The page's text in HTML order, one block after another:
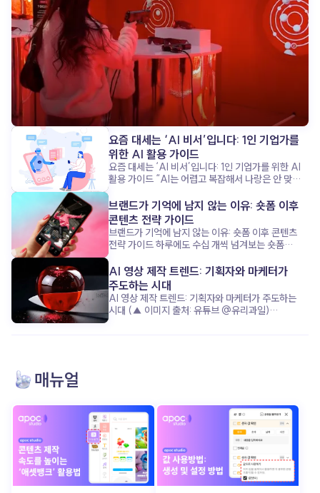
요즘 대세는 ‘AI 비서’입니다: 1인 기업가를
위한 AI 활용 가이드
요즘 대세는 ‘AI 비서’입니다: 1인 기업가를 위한 AI
활용 가이드 “AI는 어렵고 복잡해서 나랑은 안 맞아!”
기업가들은 복잡하고 무거운 AI 대신, 쉽고 친근한
‘AI 비서’ 에 훨씬 더 열광하고 있거든요. 단순한 업무
처리부터 마케팅 기획까지, 어떻게 AI가 혼자 모든 걸
하는 1인 기업가의 시간을 구해주고, 성장을 돕는지
지금부터 함께 살펴볼까요? “복잡하지 않아도
괜찮아”: AI 비서가 주목받는 이유 (▲ 이미지 출처:
클립아트코리아) 최근 1인 기업가들은 완벽한 AI
기술보다, 누구나 쉽게 쓰고 바로 도움 되는 ‘친근함’
을 더 원합니다. 복잡한 설정 없이 ‘내 비서’처럼 소통
하며, 업무 효율을 높여주는 AI가 핵심 매력
비서 덕분에 브랜드보다 ‘업무 효율’ 과 ‘고객 응대’
에서 한 단계 업그레이드되는 경험을 했습니다. AI
비서는 단순한 도구를 넘어, ‘나만의 비서’로서
친근하게 소통하며 팬(고객)과 연결고리를 만듭니다.
업무의 무게를 덜고, 브랜드가 아닌 ‘나’에게 집중할
수 있게 하는 거죠. 이제 AI 비서는 1인 기업가의
성공을 견인하는 핵심 파트너 입니다. AI는 도구가
브랜드가 기억에 남지 않는 이유: 숏폼 이후
콘텐츠 전략 가이드
브랜드가 기억에 남지 않는 이유: 숏폼 이후 콘텐츠
전략 가이드 하루에도 수십 개씩 넘겨보는 숏폼
남았을까요? 요즘은 ‘조회수’보다 ‘기억률’이 더
중요한 시대입니다. 고객의 머리에 남는 콘텐츠를
만들기 위해, 단순한 시선 끌기를 넘어서는 전략이
필요하죠. 이제 브랜드가 준비해야 할 건, 숏폼 이후
고객을 이끌 ‘다음 스텝’ 입니다. 그 전략의 핵심, 함께
눈길을 사로잡는 데는 탁월한 수단이에요. 감각적인
편집, 유행하는 음악, 짧고 강렬한 장면 전환. ‘발견의
순간’ 을 만들어내는 데 이만한 도구가 없죠. 그런데
문제는 그 이후입니다. 너무 많은 콘텐츠가 지나가는
만큼, 대부분은 금방 잊히고 맙니다. 기억되지 않는
브랜드는 결국 ‘한 번 스친 이름’ 그 이상이 되기
어렵죠. 지금 우리는 ‘조회수’는 넘치지만, ‘브랜드
애착’은 부족한 콘텐츠 시대 를 살고 있어요. 숏폼으로
AI 영상 제작 트렌드: 기획자와 마케터가
주도하는 시대
AI 영상 제작 트렌드: 기획자와 마케터가 주도하는
시대 (▲ 이미지 출처: 유튜브 @유리과일)
빠른 실행력 이 성공을 결정짓습니다. 영상 제작의
진입장벽이 무너진 지금, AI 영상 기술 을 통해
콘텐츠 경쟁에서 어떻게 앞서갈 수 있을까요? 그
구체적인 전략을 함께 알아보겠습니다. 더 이상
기술이 콘텐츠를 주도하지 않는다 (▲ 이미지 출처:
틱톡 @ai_mong) 과거에는 영상 한 편을
제작하려면 촬영 장비부터 스튜디오 대여, 전문 편집
매뉴얼